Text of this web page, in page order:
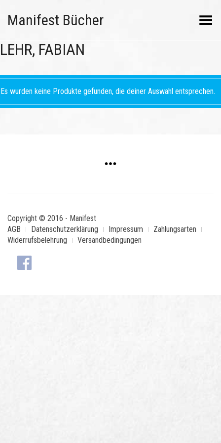
Manifest Bücher Menü umschalten
LEHR, FABIAN
Es wurden keine Produkte gefunden, die deiner Auswahl entsprechen.
Copyright © 2016 - Manifest
AGB
Datenschutzerklärung Impressum
Zahlungsarten
Widerrufsbelehrung
Versandbedingungen